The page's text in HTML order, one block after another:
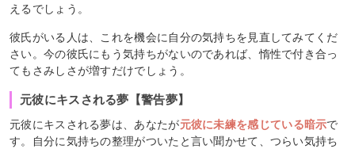
えるでしょう。
彼氏がいる人は、これを機会に自分の気持ちを見直してみてくだ
さい。今の彼氏にもう気持ちがないのであれば、惰性で付き合っ
てもさみしさが増すだけでしょう。
元彼にキスされる夢【警告夢】
元彼にキスされる夢は、あなたが元彼に未練を感じている暗示で
す。自分に気持ちの整理がついたと言い聞かせて、つらい気持ち